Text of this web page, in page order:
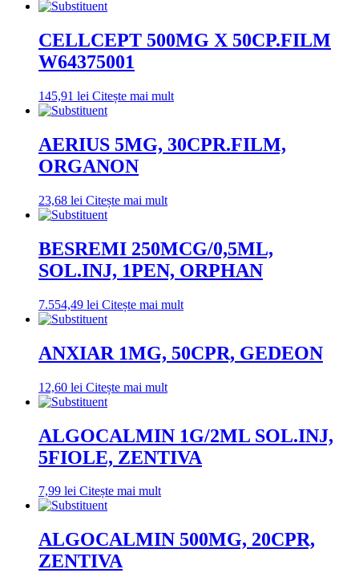
CELLCEPT 500MG X 50CP.FILM
W64375001
145,91 lei Citește mai mult
AERIUS 5MG, 30CPR.FILM,
ORGANON
23,68 lei Citește mai mult
BESREMI 250MCG/0,5ML,
SOL.INJ, 1PEN, ORPHAN
7.554,49 lei Citește mai mult
ANXIAR 1MG, 50CPR, GEDEON
12,60 lei Citește mai mult
ALGOCALMIN 1G/2ML SOL.INJ,
5FIOLE, ZENTIVA
7,99 lei Citește mai mult
ALGOCALMIN 500MG, 20CPR,
ZENTIVA